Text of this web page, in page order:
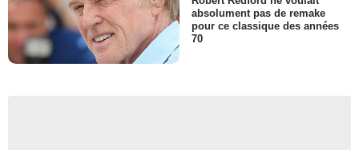
absolument pas de remake
pour ce classique des années
70